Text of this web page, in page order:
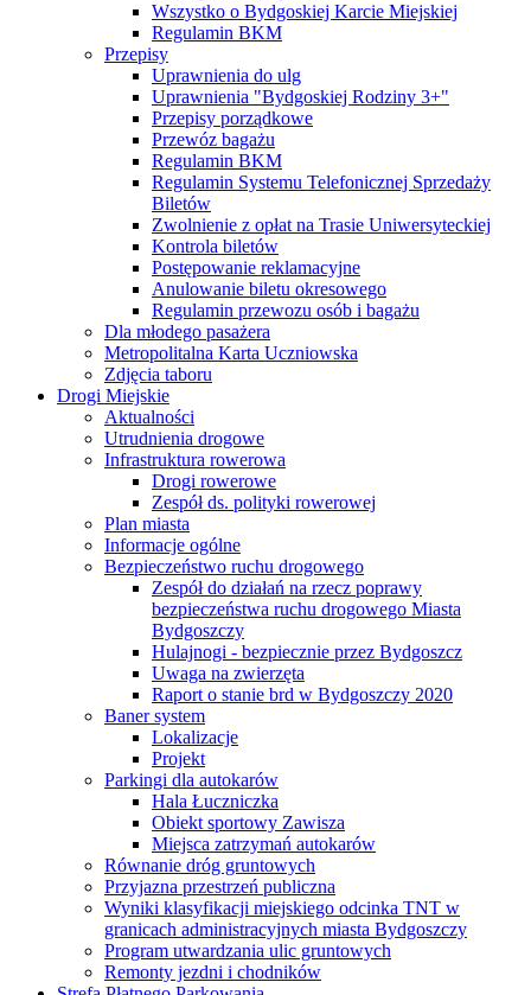
Wszystko o Bydgoskiej Karcie Miejskiej
Regulamin BKM
Przepisy
Uprawnienia do ulg
Uprawnienia "Bydgoskiej Rodziny 3+"
Przepisy porządkowe
Przewóz bagażu
Regulamin BKM
Regulamin Systemu Telefonicznej Sprzedaży
Biletów
Zwolnienie z opłat na Trasie Uniwersyteckiej
Kontrola biletów
Postępowanie reklamacyjne
Anulowanie biletu okresowego
Regulamin przewozu osób i bagażu
Dla młodego pasażera
Metropolitalna Karta Uczniowska
Zdjęcia taboru
Drogi Miejskie
Aktualności
Utrudnienia drogowe
Infrastruktura rowerowa
Drogi rowerowe
Zespół ds. polityki rowerowej
Plan miasta
Informacje ogólne
Bezpieczeństwo ruchu drogowego
Zespół do działań na rzecz poprawy
bezpieczeństwa ruchu drogowego Miasta
Bydgoszczy
Hulajnogi - bezpiecznie przez Bydgoszcz
Uwaga na zwierzęta
Raport o stanie brd w Bydgoszczy 2020
Baner system
Lokalizacje
Projekt
Parkingi dla autokarów
Hala Łuczniczka
Obiekt sportowy Zawisza
Miejsca zatrzymań autokarów
Równanie dróg gruntowych
Przyjazna przestrzeń publiczna
Wyniki klasyfikacji miejskiego odcinka TNT w
granicach administracyjnych miasta Bydgoszczy
Program utwardzania ulic gruntowych
Remonty jezdni i chodników